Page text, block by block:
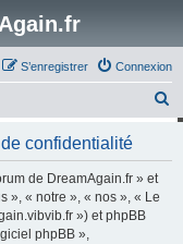
Connexion
S’enregistrer
confidentialité
de DreamAgain.fr » et
», « notre », « nos », « Le
») et phpBB
phpBB »,